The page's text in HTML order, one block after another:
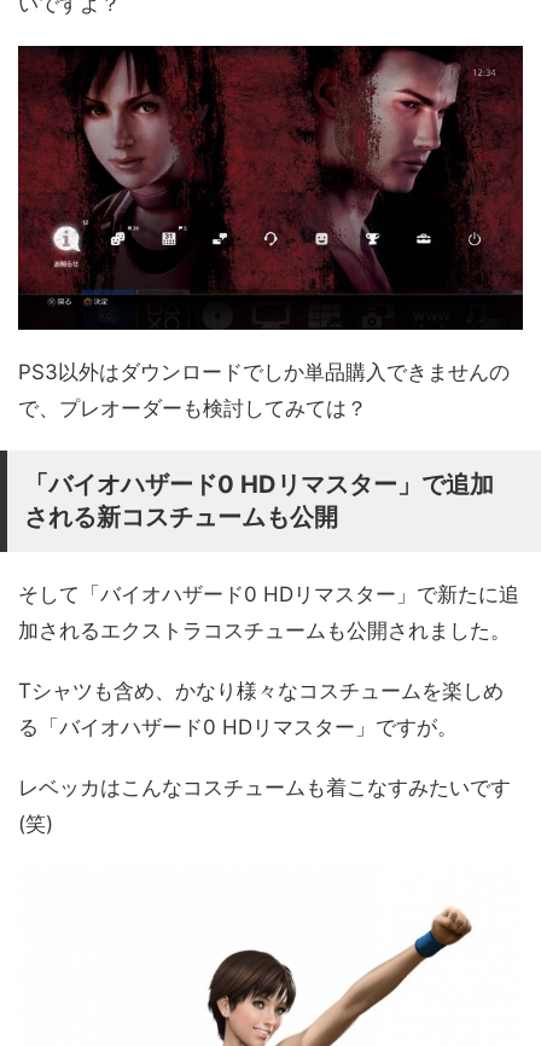
PS3以外はダウンロードでしか単品購入できませんの
で、プレオーダーも検討してみては？
「バイオハザード0 HDリマスター」で追加
される新コスチュームも公開
そして「バイオハザード0 HDリマスター」で新たに追
加されるエクストラコスチュームも公開されました。
Tシャツも含め、かなり様々なコスチュームを楽しめ
る「バイオハザード0 HDリマスター」ですが。
レベッカはこんなコスチュームも着こなすみたいです
(笑)